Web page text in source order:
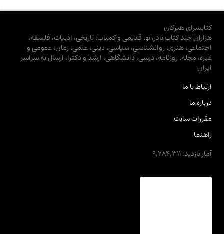
کتابسرای هیرکان
هزاران جلد کتاب نادر، نو، قدیمی و کمیاب، تاریخی، ادبیات، فلسفه،
اجتماعی، هنری، روانشناسی، سیاسی، دینی، علمی، رمان، عمومی و
غیره، مجله، روزنامه، درسی، دانشگاهی، ارشد و دکترا، ارسال به سراسر
ایران
ارتباط با ما
درباره ما
مقررات سایت
راهنما
آمار بازدید: 9,284,311